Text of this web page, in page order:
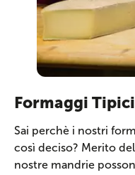
Formaggi Tipici
Sai perchè i nostri
così deciso? Merito
nostre mandrie